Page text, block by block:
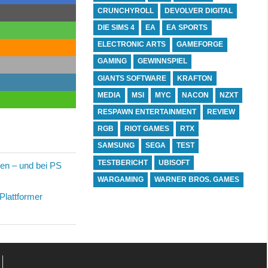
– und bei PS
CRUNCHYROLL DEVOLVER DIGITAL
DIE SIMS 4 EA EA SPORTS
ELECTRONIC ARTS GAMEFORGE
GAMING GEWINNSPIEL
GIANTS SOFTWARE KRAFTON
MEDIA MSI MYC NACON NZXT
RESPAWN ENTERTAINMENT REVIEW
RGB RIOT GAMES RTX
SAMSUNG SEGA TEST
TESTBERICHT UBISOFT
WARGAMING WARNER BROS. GAMES